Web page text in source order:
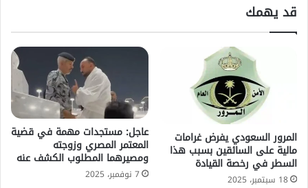
قد يهمك
المرور السعودي يفرض غرامات
مالية على السائقين بسبب هذا
السطر في رخصة القيادة
18 سبتمبر، 2025
عاجل: مستجدات مهمة في قضية
المعتمر المصري وزوجته
ومصيرهما المطلوب الكشف عنه
7 نوفمبر، 2025